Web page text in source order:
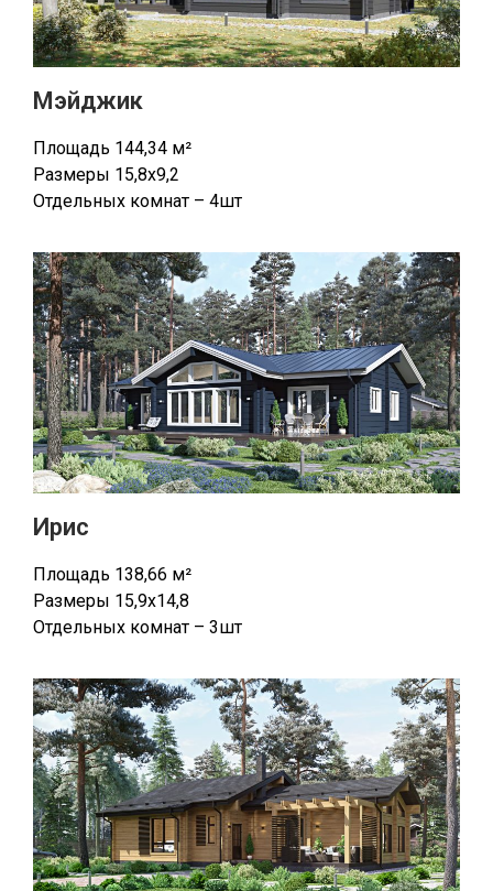
Мэйджик
Площадь 144,34 м²
Размеры 15,8х9,2
Отдельных комнат – 4шт
Ирис
Площадь 138,66 м²
Размеры 15,9х14,8
Отдельных комнат – 3шт